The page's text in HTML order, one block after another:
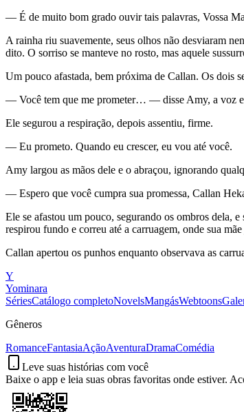
— É de muito bom grado ouvir tais palavras, Vossa
A rainha riu suavemente, seus olhos não desviaram
dito. O sorriso se manteve no rosto, mas aquele
Um pouco afastada, bem próxima de Callan. Os dois
— Você tem que me prometer… — disse Amy, a voz
Ele segurou a respiração, depois assentiu, firme.
— Eu prometo. Quando eu crescer, eu vou até você.
Amy largou as mãos dele e o abraçou, ignorando
— Espero que você cumpra sua promessa, Callan
Ele se afastou um pouco, segurando os ombros dela,
respirou fundo e correu até a carruagem, onde sua
Callan apertou os punhos enquanto observava as
Y
Yominara
SériesCatálogo completoNovelsMangásWebtoons
Gêneros
RomanceFantasiaAçãoAventuraDramaComédia
Leve suas histórias com você
Baixe o app e leia suas obras favoritas onde estiver.